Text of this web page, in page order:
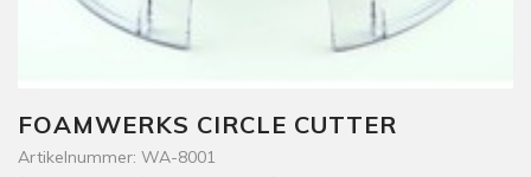
FOAMWERKS CIRCLE CUTTER
Artikelnummer: WA-8001